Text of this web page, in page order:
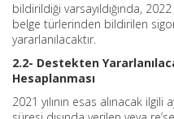
bildirildiği varsayıldığında,
belge türlerinden bildirilen
yararlanılacaktır.
2.2- Destekten
Hesaplanması
2021 yılının esas alınacak